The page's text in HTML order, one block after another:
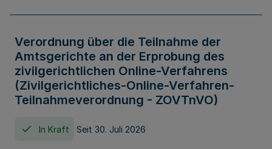
Verordnung über die Teilnahme der
Amtsgerichte an der Erprobung des
zivilgerichtlichen Online-Verfahrens
(Zivilgerichtliches-Online-Verfahren-
Teilnahmeverordnung - ZOVTnVO)
In Kraft Seit 30. Juli 2026